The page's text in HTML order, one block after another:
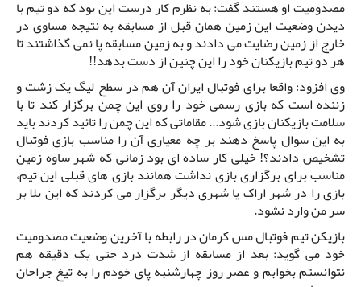
مصدومیت او هستند گفت: به نظرم کار درست این بود که دو تیم با
دیدن وضعیت این زمین همان قبل از مسابقه به نتیجه مساوی در
خارج از زمین رضایت می دادند و به زمین مسابقه پا نمی گذاشتند تا
هر دو تیم بازیکنان خود را این چنین از دست بدهد!!
وی افزود: واقعا برای فوتبال ایران آن هم در سطح لیگ یک زشت و
زننده است که بازی رسمی خود را روی این چمن برگزار کند تا با
سلامت بازیکنان بازی شود... مقاماتی که این چمن را تائید کردند باید
به این سوال پاسخ دهند بر چه معیاری آن را مناسب بازی فوتبال
تشخیص دادند؟! خیلی کار ساده ای بود زمانی که شهر ساوه زمین
مناسب برای برگزاری بازی نداشت همانند بازی های قبلی این تیم،
بازی را در شهر اراک یا شهری دیگر برگزار می کردند که این بلا بر
سر من وارد نشود.
بازیکن تیم فوتبال مس کرمان در رابطه با آخرین وضعیت مصدومیت
خود می گوید: بعد از مسابقه از شدت درد حتی یک دقیقه هم
نتوانستم بخوابم و عصر روز چهارشنبه پای خودم را به تیغ جراحان